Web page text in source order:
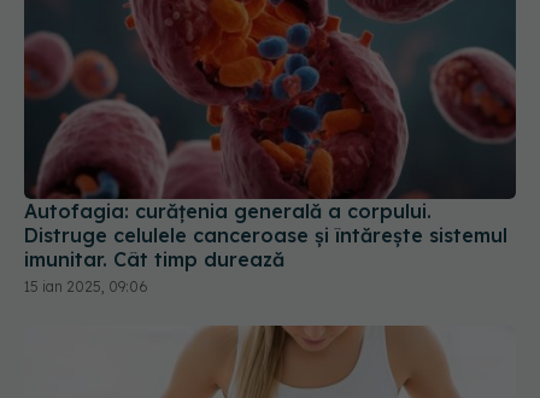
Autofagia: curățenia generală a corpului.
Distruge celulele canceroase și întărește sistemul
imunitar. Cât timp durează
15 ian 2025, 09:06